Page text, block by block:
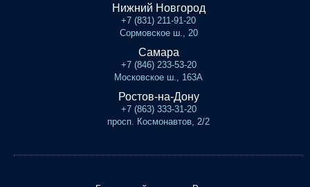
Нижний Новгород
+7 (831) 211-91-20
Сормовское ш., 20
Самара
+7 (846) 233-53-20
Московское ш., 163А
Ростов-на-Дону
+7 (863) 333-31-20
просп. Космонавтов, 2/2